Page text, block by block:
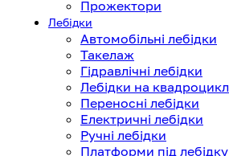
Прожектори
Лебідки
Автомобільні лебідки
Такелаж
Гідравлічні лебідки
Лебідки на квадроцикл
Переносні лебідки
Електричні лебідки
Ручні лебідки
Платформи під лебідку